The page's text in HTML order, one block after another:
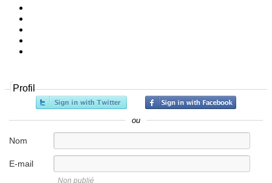
Profil
ou
Nom
E-mail
Non publié